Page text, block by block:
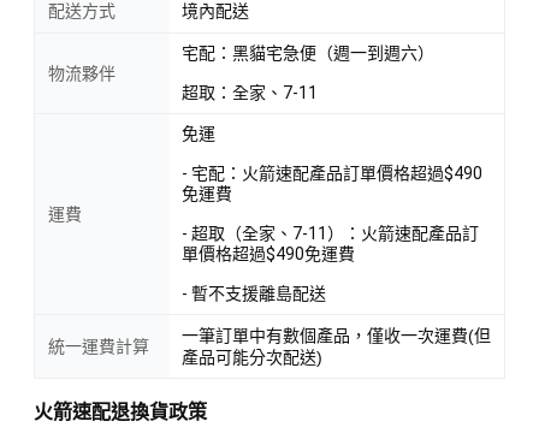
配送方式 境內配送
物流夥伴
宅配：黑貓宅急便（週一到週六）
超取：全家、7-11
運費
免運
- 宅配：火箭速配產品訂單價格超過$490
免運費
- 超取（全家、7-11）：火箭速配產品訂
單價格超過$490免運費
- 暫不支援離島配送
統一運費計算
一筆訂單中有數個產品，僅收一次運費(但
產品可能分次配送)
火箭速配退換貨政策